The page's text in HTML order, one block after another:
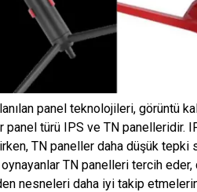
panel teknolojileri, görüntü
panel türü IPS ve TN panelleridir.
TN paneller daha düşük tepki
TN panelleri tercih
nesneleri daha iyi takip